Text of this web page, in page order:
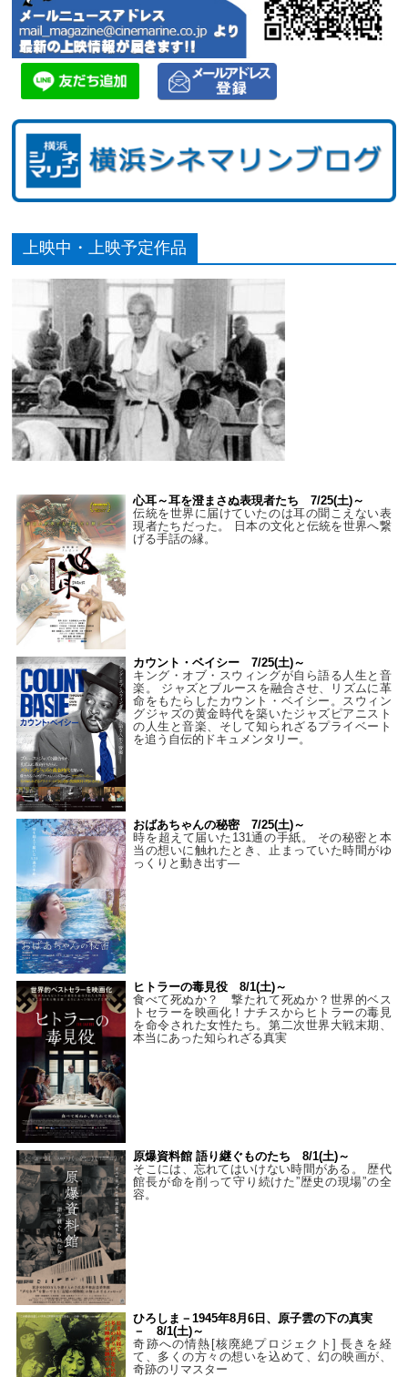
上映中・上映予定作品
心耳～耳を澄まさぬ表現者たち 7/25(土)～
伝統を世界に届けていたのは耳の聞こえない表
現者たちだった。 日本の文化と伝統を世界へ繋
げる手話の縁。
カウント・ベイシー 7/25(土)～
キング・オブ・スウィングが自ら語る人生と音
楽。 ジャズとブルースを融合させ、リズムに革
命をもたらしたカウント・ベイシー。スウィン
グジャズの黄金時代を築いたジャズピアニスト
の人生と音楽、そして知られざるプライベート
を追う自伝的ドキュメンタリー。
おばあちゃんの秘密 7/25(土)～
時を超えて届いた131通の手紙。 その秘密と本
当の想いに触れたとき、止まっていた時間がゆ
っくりと動き出す―
ヒトラーの毒見役 8/1(土)～
食べて死ぬか？ 撃たれて死ぬか？世界的ベス
トセラーを映画化！ナチスからヒトラーの毒見
を命令された女性たち。第二次世界大戦末期、
本当にあった知られざる真実
原爆資料館 語り継ぐものたち 8/1(土)～
そこには、忘れてはいけない時間がある。 歴代
館長が命を削って守り続けた”歴史の現場”の全
容。
ひろしま－1945年8月6日、原子雲の下の真実
－ 8/1(土)～
奇跡への情熱[核廃絶プロジェクト] 長きを経
て、多くの方々の想いを込めて、幻の映画が、
奇跡のリマスター